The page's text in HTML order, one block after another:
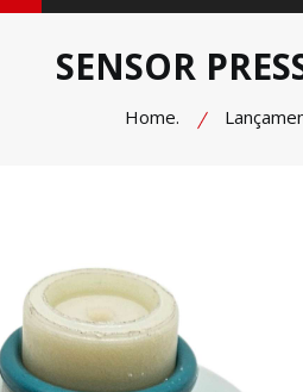
SENSOR
Home.